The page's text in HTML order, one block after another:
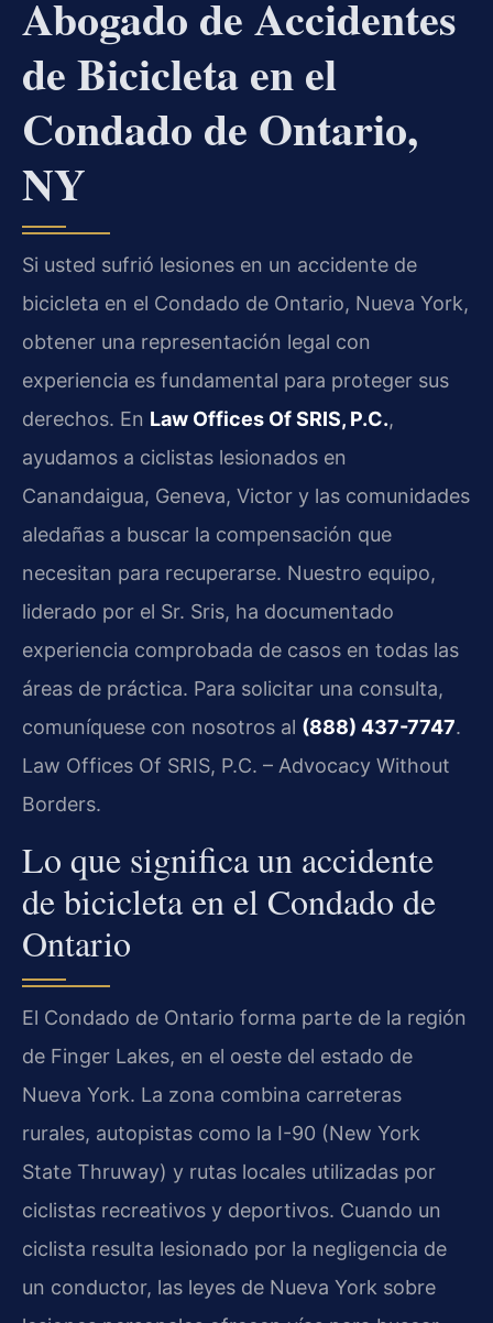
Abogado de Accidentes
de Bicicleta en el
Condado de Ontario,
NY
Si usted sufrió lesiones en un accidente de
bicicleta en el Condado de Ontario, Nueva York,
obtener una representación legal con
experiencia es fundamental para proteger sus
derechos. En Law Offices Of SRIS, P.C.,
ayudamos a ciclistas lesionados en
Canandaigua, Geneva, Victor y las comunidades
aledañas a buscar la compensación que
necesitan para recuperarse. Nuestro equipo,
liderado por el Sr. Sris, ha documentado
experiencia comprobada de casos en todas las
áreas de práctica. Para solicitar una consulta,
comuníquese con nosotros al (888) 437-7747.
Law Offices Of SRIS, P.C. – Advocacy Without
Borders.
Lo que significa un accidente
de bicicleta en el Condado de
Ontario
El Condado de Ontario forma parte de la región
de Finger Lakes, en el oeste del estado de
Nueva York. La zona combina carreteras
rurales, autopistas como la I-90 (New York
State Thruway) y rutas locales utilizadas por
ciclistas recreativos y deportivos. Cuando un
ciclista resulta lesionado por la negligencia de
un conductor, las leyes de Nueva York sobre